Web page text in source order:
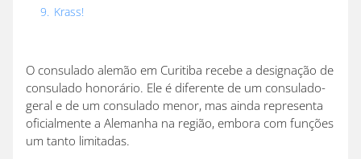
9. Krass!
O consulado alemão em Curitiba recebe a designação de
consulado honorário. Ele é diferente de um consulado-
geral e de um consulado menor, mas ainda representa
oficialmente a Alemanha na região, embora com funções
um tanto limitadas.